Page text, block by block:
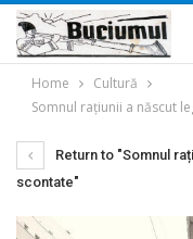
Home
Cultură
Somnul rațiunii a născut
Return to "Somnul
scontate"